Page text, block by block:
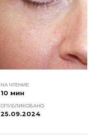
НА ЧТЕНИЕ
10 мин
ОПУБЛИКОВАНО
25.09.2024